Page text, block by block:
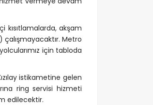
akşam
çalışmayacaktır. Metro
için tabloda
istikametine gelen
ring servisi hizmeti
edilecektir.